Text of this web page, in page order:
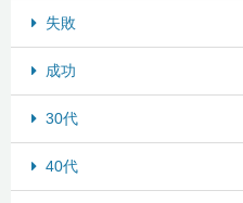
失敗
成功
30代
40代